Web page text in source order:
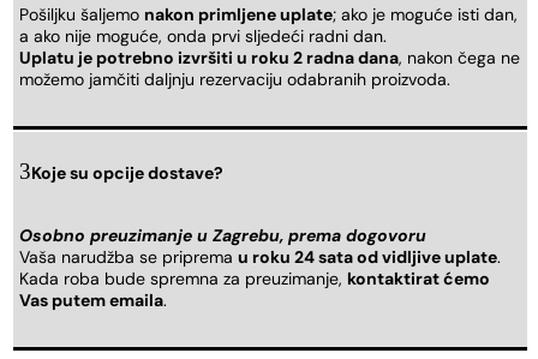
Pošiljku šaljemo nakon primljene uplate; ako je moguće isti dan,
a ako nije moguće, onda prvi sljedeći radni dan.
Uplatu je potrebno izvršiti u roku 2 radna dana, nakon čega ne
možemo jamčiti daljnju rezervaciju odabranih proizvoda.
Koje su opcije dostave?
Osobno preuzimanje u Zagrebu, prema dogovoru
Vaša narudžba se priprema u roku 24 sata od vidljive uplate.
Kada roba bude spremna za preuzimanje, kontaktirat ćemo
Vas putem emaila.